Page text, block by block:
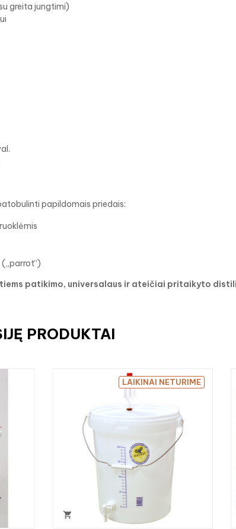
greita jungtimi)
papildomais priedais:
patikimo, universalaus ir ateičiai pritaikyto
PRODUKTAI

LAIKINAI NETURIME